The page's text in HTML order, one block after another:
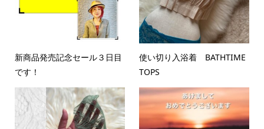
新商品発売記念セール３日目
です！
使い切り入浴着 BATHTIME
TOPS